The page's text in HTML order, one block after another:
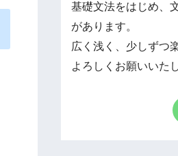
基礎文法をはじめ、
があります。
広く浅く、少しずつ
よろしくお願いいた